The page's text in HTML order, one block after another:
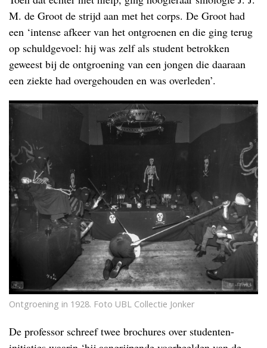
M. de Groot de strijd aan met het corps. De Groot had
een ‘intense afkeer van het ontgroenen en die ging terug
op schuldgevoel: hij was zelf als student betrokken
geweest bij de ontgroening van een jongen die daaraan
een ziekte had overgehouden en was overleden’.
Ontgroening in 1928. Foto UBL Collectie Jonker
De professor schreef twee brochures over studenten-